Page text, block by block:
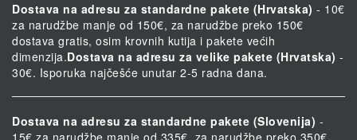
Dostava na adresu za standardne pakete (Hrvatska) - 10€
za narudžbe manje od 150€, za narudžbe preko 150€
dostava gratis, osim krovnih kutija i pakete većih
dimenzija.Dostava na adresu za velike pakete (Hrvatska) -
30€. Isporuka najčešće unutar 2-5 radna dana.
Dostava na adresu za standardne pakete (Slovenija) -